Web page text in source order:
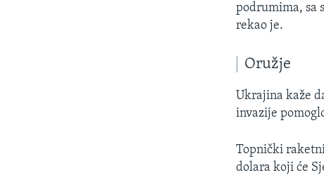
podrumima, sa
rekao je.
Oružje
Ukrajina kaže
invazije
Topnički
dolara koji će